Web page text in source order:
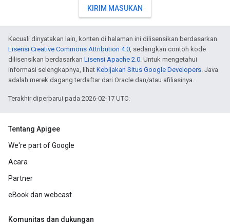
KIRIM MASUKAN
Kecuali dinyatakan lain, konten di halaman ini dilisensikan berdasarkan
Lisensi Creative Commons Attribution 4.0, sedangkan contoh kode
dilisensikan berdasarkan Lisensi Apache 2.0. Untuk mengetahui
informasi selengkapnya, lihat Kebijakan Situs Google Developers. Java
adalah merek dagang terdaftar dari Oracle dan/atau afiliasinya.
Terakhir diperbarui pada 2026-02-17 UTC.
Tentang Apigee
We're part of Google
Acara
Partner
eBook dan webcast
Komunitas dan dukungan